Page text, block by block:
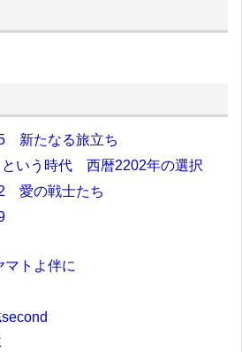
新たなる旅立ち
という時代 西暦2202年の選択
愛の戦士たち
マトよ伴に